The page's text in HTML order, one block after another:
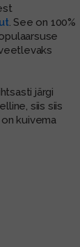
. See on 100%
järgi
siis siis
kuivema